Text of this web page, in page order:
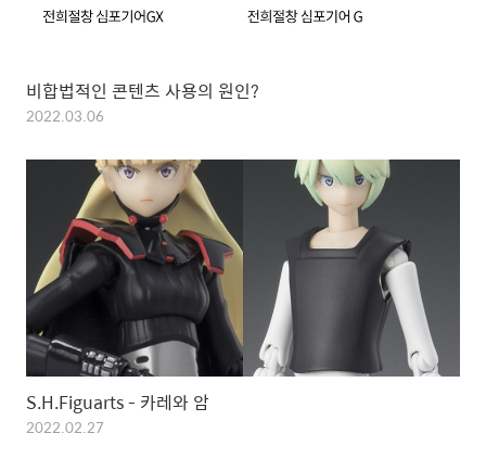
비합법적인 콘텐츠 사용의 원인?
2022.03.06
S.H.Figuarts - 카레와 암
2022.02.27